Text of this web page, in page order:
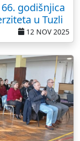
godišnjica
u Tuzli
12 NOV 2025